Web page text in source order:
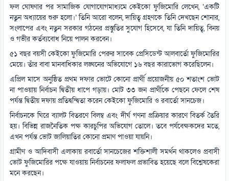
ফল ঘোষণার পর সামাজিক যোগাযোগমাধ্যমে কেইকো ফুজিমোরি লেখেন, ‘একটি
নতুন অধ্যায়ের শুরু হলো।’ তিনি আরো বলেন, দায়িত্ব গ্রহণকে তিনি দেখছেন শোনার,
সংলাপের এবং নতুন সরকার গঠনের প্রস্তুতির সুযোগ হিসেবে, যা তিনি দায়িত্ব, বিনয়
ও গভীর কর্তব্যবোধ নিয়ে পালন করবেন।
৫১ বছর বয়সী কেইকো ফুজিমোরি পেরুর সাবেক প্রেসিডেন্ট আলবার্তো ফুজিমোরির
মেয়ে। তাঁর বাবা মানবাধিকার লঙ্ঘনের অভিযোগে ১৬ বছর কারাভোগ করেছিলেন।
এপ্রিল মাসে অনুষ্ঠিত প্রথম দফার ভোটে কোনো প্রার্থী প্রয়োজনীয় ৫০ শতাংশ ভোট
না পাওয়ায় নির্বাচন দ্বিতীয় ধাপে গড়ায়। মোট ৩৩ জন প্রার্থীকে পেছনে ফেলে শেষ
পর্যন্ত দ্বিতীয় দফায় প্রতিদ্বন্দ্বিতা করেন কেইকো ফুজিমোরি ও রবার্তো সানচেজ।
নির্বাচনকে ঘিরে ব্যালট বিতরণে বিলম্ব এবং দীর্ঘ গণনা প্রক্রিয়ার কারণে বিতর্ক তৈরি
হয়। বিভিন্ন রাজনৈতিক পক্ষ কারচুপির অভিযোগ তোলে। তবে পর্যবেক্ষকদের মতে,
এখন পর্যন্ত ভোট জালিয়াতির কোনো প্রমাণ পাওয়া যায়নি।
গ্রামীণ ও আদিবাসী এলাকায় রবার্তো সানচেজের শক্তিশালী সমর্থন থাকলেও প্রবাসী
ভোট ফুজিমোরির পক্ষে যাওয়ায় নির্বাচনের ফলাফল প্রভাবিত হয়েছে বলে বিশ্লেষকেরা
মনে করছেন।